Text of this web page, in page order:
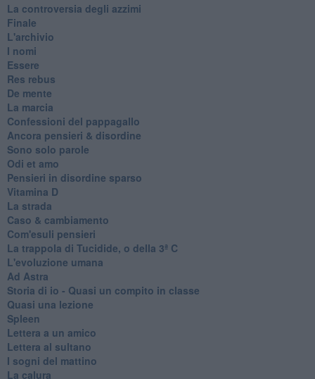
La controversia degli azzimi
Finale
L'archivio
I nomi
Essere
Res rebus
De mente
La marcia
Confessioni del pappagallo
Ancora pensieri & disordine
Sono solo parole
Odi et amo
Pensieri in disordine sparso
Vitamina D
La strada
Caso & cambiamento
Com'esuli pensieri
La trappola di Tucidide, o della 3ª C
L'evoluzione umana
Ad Astra
Storia di io - Quasi un compito in classe
Quasi una lezione
Spleen
Lettera a un amico
Lettera al sultano
I sogni del mattino
La calura